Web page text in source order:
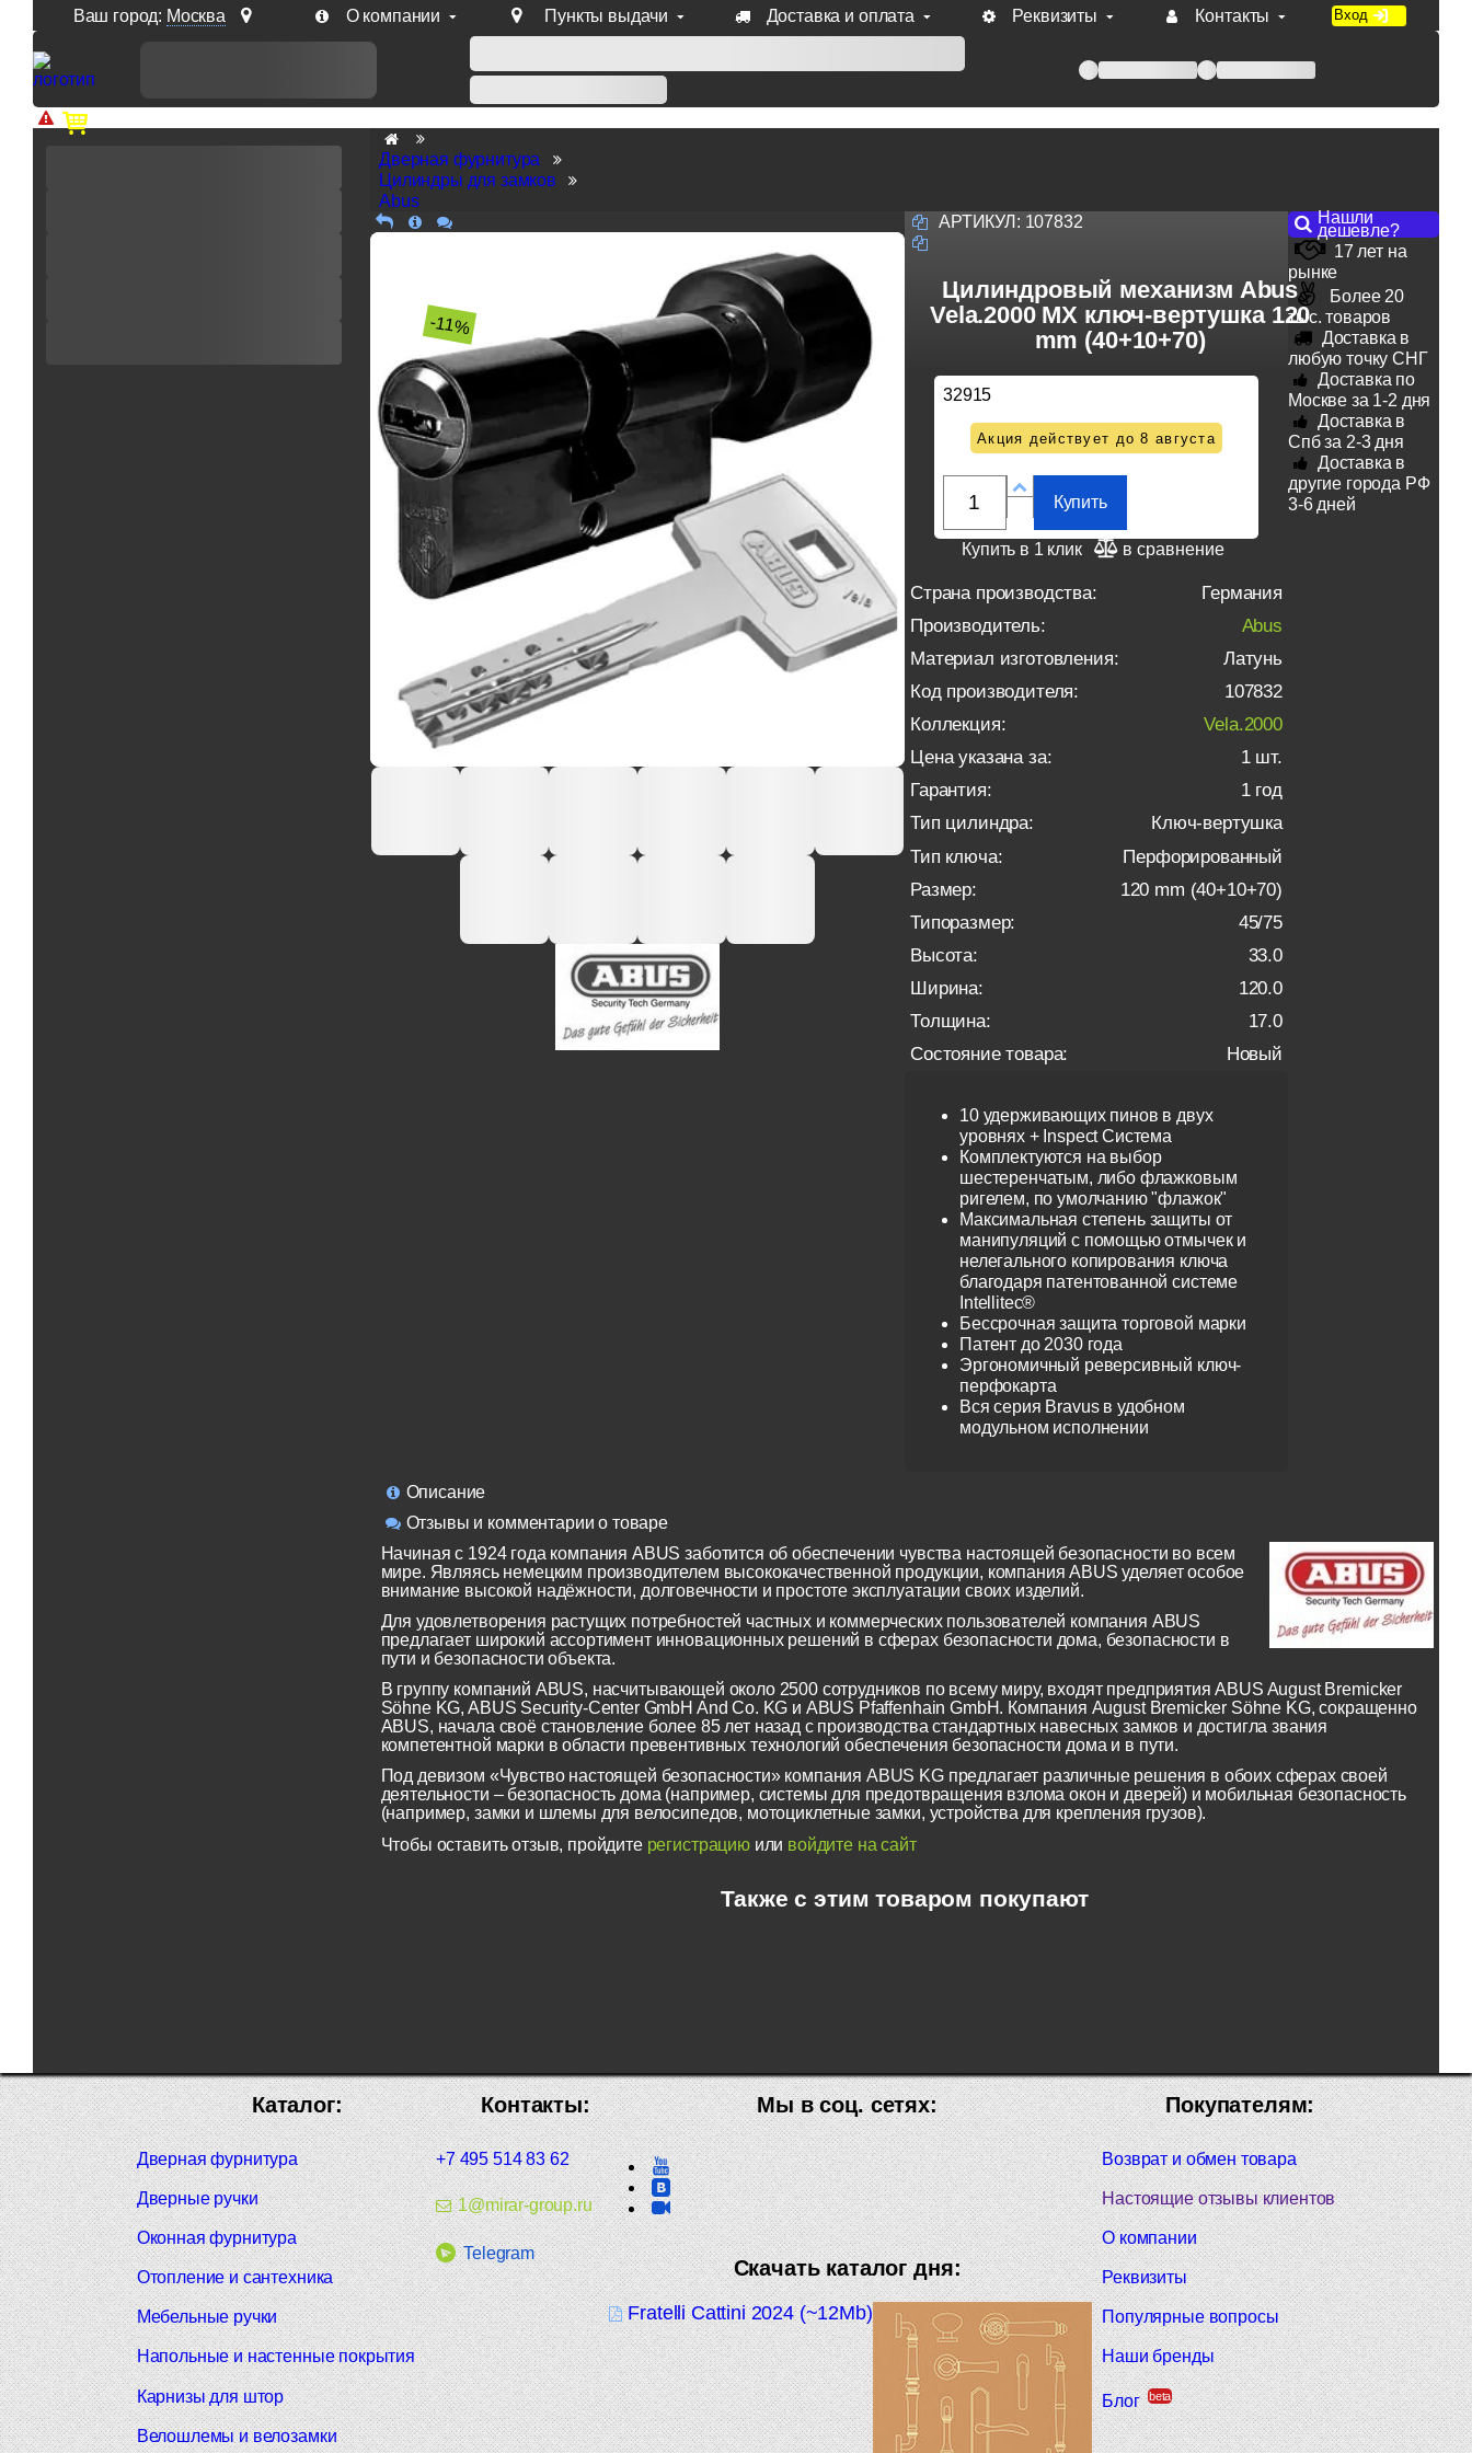
Ваш город: Москва О компании Пункты выдачи Доставка и оплата Реквизиты Контакты Вход
Доп. скидка от цен на сайте 7% при заказе от 50 тыс. руб продукции Venezia, Fratelli, Tupai, Extreza, Melodia, Forme при оплате по счету.
Дверная фурнитура
Цилиндры для замков
Abus
-11%
АРТИКУЛ: 107832
Цилиндровый механизм Abus
Vela.2000 MX ключ-вертушка 120
mm (40+10+70)
32915
Акция действует до 8 августа
Купить
Купить в 1 клик в сравнение
Страна производства:
Германия
Производитель:
Abus
Материал изготовления:
Латунь
Код производителя:
107832
Коллекция:
Vela.2000
Цена указана за:
1 шт.
Гарантия:
1 год
Тип цилиндра:
Ключ-вертушка
Тип ключа:
Перфорированный
Размер:
120 mm (40+10+70)
Типоразмер:
45/75
Высота:
33.0
Ширина:
120.0
Толщина:
17.0
Состояние товара:
Новый
10 удерживающих пинов в двух
уровнях + Inspect Система
Комплектуются на выбор
шестеренчатым, либо флажковым
ригелем, по умолчанию "флажок"
Максимальная степень защиты от
манипуляций с помощью отмычек и
нелегального копирования ключа
благодаря патентованной системе
Intellitec®
Бессрочная защита торговой марки
Патент до 2030 года
Эргономичный реверсивный ключ-
перфокарта
Вся серия Bravus в удобном
модульном исполнении
Нашли
дешевле?
17 лет на
рынке
Более 20
тыс. товаров
Доставка в
любую точку СНГ
Доставка по
Москве за 1-2 дня
Доставка в
Спб за 2-3 дня
Доставка в
другие города РФ
3-6 дней
Описание
Отзывы и комментарии о товаре
Начиная с 1924 года компания ABUS заботится об обеспечении чувства настоящей безопасности во всем
мире. Являясь немецким производителем высококачественной продукции, компания ABUS уделяет особое
внимание высокой надёжности, долговечности и простоте эксплуатации своих изделий.
Для удовлетворения растущих потребностей частных и коммерческих пользователей компания ABUS
предлагает широкий ассортимент инновационных решений в сферах безопасности дома, безопасности в
пути и безопасности объекта.
В группу компаний ABUS, насчитывающей около 2500 сотрудников по всему миру, входят предприятия ABUS August Bremicker
Söhne KG, ABUS Security-Center GmbH And Co. KG и ABUS Pfaffenhain GmbH. Компания August Bremicker Söhne KG, сокращенно
ABUS, начала своё становление более 85 лет назад с производства стандартных навесных замков и достигла звания
компетентной марки в области превентивных технологий обеспечения безопасности дома и в пути.
Под девизом «Чувство настоящей безопасности» компания ABUS KG предлагает различные решения в обоих сферах своей
деятельности – безопасность дома (например, системы для предотвращения взлома окон и дверей) и мобильная безопасность
(например, замки и шлемы для велосипедов, мотоциклетные замки, устройства для крепления грузов).
Чтобы оставить отзыв, пройдите регистрациюили войдите на сайт
Также с этим товаром покупают
Покупателям:
Возврат и обмен товара
Настоящие отзывы клиентов
О компании
Реквизиты
Популярные вопросы
Наши бренды
Блог beta
Мы в соц. сетях:
Скачать каталог дня:
Fratelli Cattini 2024 (~12Mb)
Контакты:
+7 495 514 83 62
1@mirar-group.ru
Telegram
Каталог:
Дверная фурнитура
Дверные ручки
Оконная фурнитура
Отопление и сантехника
Мебельные ручки
Напольные и настенные покрытия
Карнизы для штор
Велошлемы и велозамки